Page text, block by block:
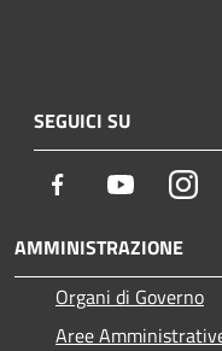
SEGUICI SU
Facebook Youtube
AMMINISTRAZIONE
Organi di Governo
Aree